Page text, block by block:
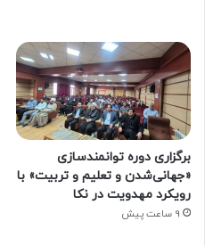
برگزاری دوره توانمندسازی
«جهانی‌شدن و تعلیم و تربیت» با
رویکرد مهدویت در نکا
9 ساعت پیش